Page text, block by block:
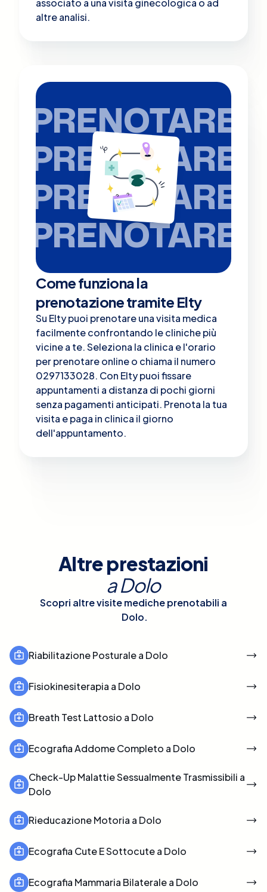
altre analisi​.
PRENOTARE
PRENOTARE
PRENOTARE
PRENOTARE
Come funziona la
prenotazione tramite Elty
Su Elty puoi prenotare una visita medica
facilmente confrontando le cliniche più
vicine a te. Seleziona la clinica e l'orario
per prenotare online o chiama il numero
0297133028. Con Elty puoi fissare
appuntamenti a distanza di pochi giorni
senza pagamenti anticipati. Prenota la tua
visita e paga in clinica il giorno
dell'appuntamento.
Altre prestazioni
aDolo
Scopri altre visite mediche prenotabili a
Dolo.
Riabilitazione Posturale a Dolo
Fisiokinesiterapia a Dolo
Breath Test Lattosio a Dolo
Ecografia Addome Completo a Dolo
Check-Up Malattie Sessualmente Trasmissibili a
Dolo
Rieducazione Motoria a Dolo
Ecografia Cute E Sottocute a Dolo
Ecografia Mammaria Bilaterale a Dolo